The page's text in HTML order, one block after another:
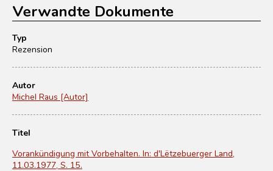
Verwandte Dokumente
Typ
Rezension
Autor
Michel Raus [Autor]
Titel
Vorankündigung mit Vorbehalten. In: d'Lëtzebuerger Land,
11.03.1977, S. 15.